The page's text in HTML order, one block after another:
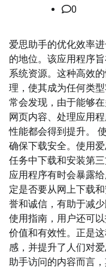
0
爱思助手的优化效率
的地位。该应用程序
系统资源。这种高效
理，使其成为任何类
常会发现，由于能够
网页内容、处理应用
性能都会得到提升。
确保下载安全。使用
任务中下载和安装第
应用程序有时会暴露
定是否要从网上下载
誉和诚信，有助于减
使用指南，用户还可
价值和有效性。正是
感，并提升了人们对
助手访问的内容而言